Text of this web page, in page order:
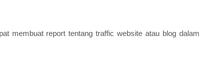
membuat report tentang traffic website atau blog dalam